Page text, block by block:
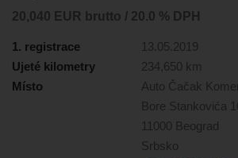
20,040 EUR brutto / 20.0 % DPH
1. registrace
13.05.2019
Ujeté kilometry
234,650 km
Místo
Auto Čačak
Bore Stankovića
11000 Beograd
Srbsko